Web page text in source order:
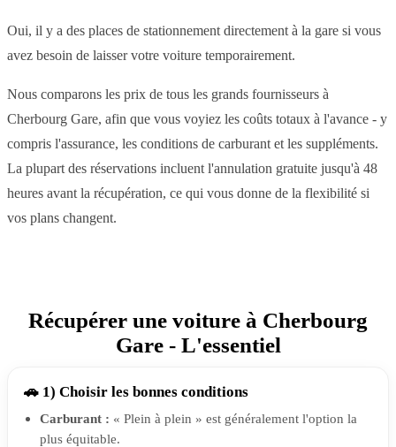
Oui, il y a des places de stationnement directement à la gare si vous
avez besoin de laisser votre voiture temporairement.
Nous comparons les prix de tous les grands fournisseurs à
Cherbourg Gare, afin que vous voyiez les coûts totaux à l'avance - y
compris l'assurance, les conditions de carburant et les suppléments.
La plupart des réservations incluent l'annulation gratuite jusqu'à 48
heures avant la récupération, ce qui vous donne de la flexibilité si
vos plans changent.
Récupérer une voiture à Cherbourg
Gare - L'essentiel
🚗 1) Choisir les bonnes conditions
Carburant : « Plein à plein » est généralement l'option la
plus équitable.